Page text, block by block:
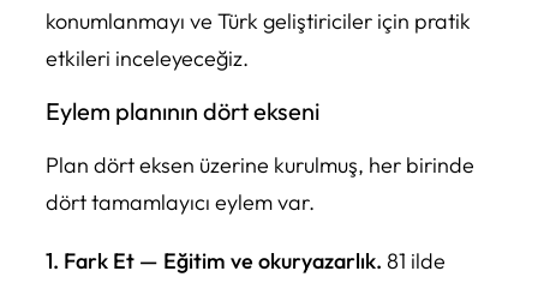
konumlanmayı ve Türk geliştiriciler için pratik
etkileri inceleyeceğiz.
Eylem planının dört ekseni
Plan dört eksen üzerine kurulmuş, her birinde
dört tamamlayıcı eylem var.
1. Fark Et — Eğitim ve okuryazarlık. 81 ilde